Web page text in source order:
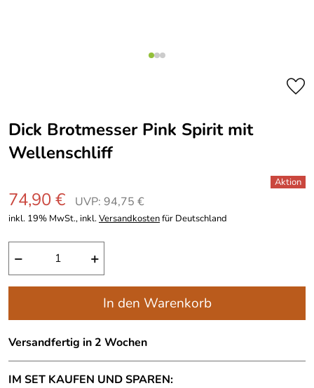
Dick Brotmesser Pink Spirit mit
Wellenschliff
74,90 € UVP: 94,75 €
inkl. 19% MwSt., inkl.Versandkostenfür Deutschland
− +
In den Warenkorb
Versandfertig in 2 Wochen
IM SET KAUFEN UND SPAREN: